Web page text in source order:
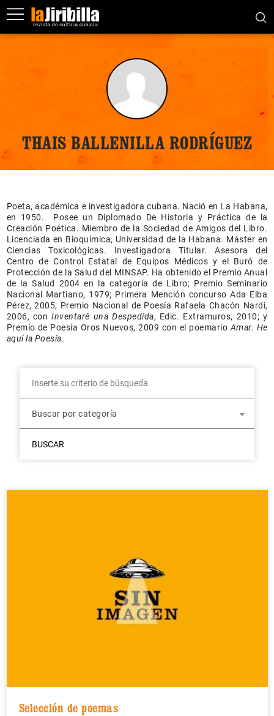
THAIS BALLENILLA RODRÍGUEZ
Poeta, académica e investigadora cubana. Nació en La Habana,
en 1950. Posee un Diplomado De Historia y Práctica de la
Creación Poética. Miembro de la Sociedad de Amigos del Libro.
Licenciada en Bioquímica, Universidad de la Habana. Máster en
Ciencias Toxicológicas. Investigadora Titular. Asesora del
Centro de Control Estatal de Equipos Médicos y el Buró de
Protección de la Salud del MINSAP. Ha obtenido el Premio Anual
de la Salud 2004 en la categoría de Libro; Premio Seminario
Nacional Martiano, 1979; Primera Mención concurso Ada Elba
Pérez, 2005; Premio Nacional de Poesía Rafaela Chacón Nardi,
2006, conInventaré una Despedida, Edic. Extramuros, 2010; y
Premio de Poesía Oros Nuevos, 2009 con el poemario Amar. He
aquí la Poesía.
Buscar por categoría
BUSCAR
Selección de poemas